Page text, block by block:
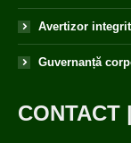
Avertizor
Guvernanță
CONTACT |